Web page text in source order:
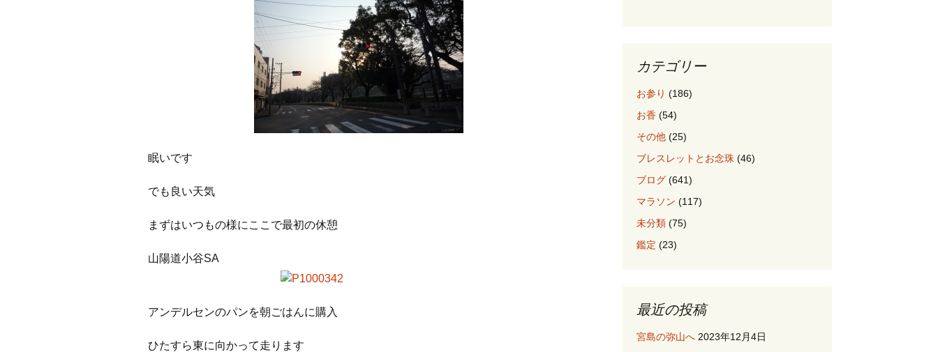
眠いです
でも良い天気
まずはいつもの様にここで最初の休憩
山陽道小谷SA
アンデルセンのパンを朝ごはんに購入
ひたすら東に向かって走ります
カテゴリー
お参り (186)
お香 (54)
その他 (25)
ブレスレットとお念珠 (46)
ブログ (641)
マラソン (117)
未分類 (75)
鑑定 (23)
最近の投稿
宮島の弥山へ 2023年12月4日